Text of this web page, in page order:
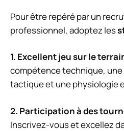
Pour être repéré par un
professionnel, adoptez les
1. Excellent jeu sur le
compétence technique,
tactique et une physiologie
2. Participation à des
Inscrivez-vous et excellez